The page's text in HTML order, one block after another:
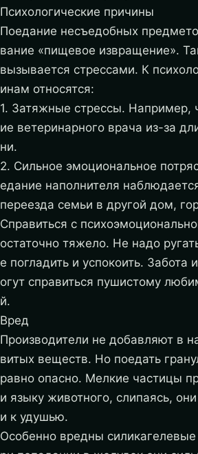
Психологические причины
Поедание несъедобных
вание «пищевое извращение».
вызывается стрессами. К
инам относятся:
1. Затяжные стрессы. Например,
ие ветеринарного врача из-за
ни.
2. Сильное эмоциональное
едание наполнителя
переезда семьи в другой дом,
Справиться с
остаточно тяжело. Не надо
е погладить и успокоить. Забота
огут справиться пушистому
й.
Вред
Производители не добавляют в
витых веществ. Но поедать
равно опасно. Мелкие частицы
и языку животного, слипаясь,
и к удушью.
Особенно вредны